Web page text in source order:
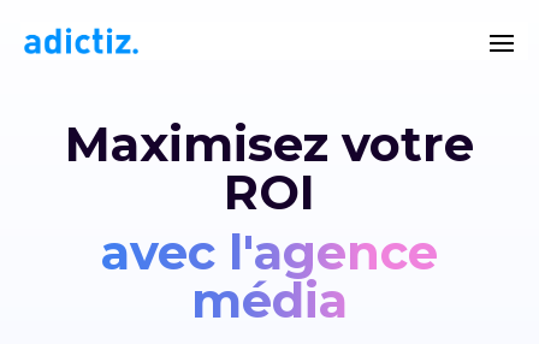
Maximisez votre
ROI
avec l'agence
média